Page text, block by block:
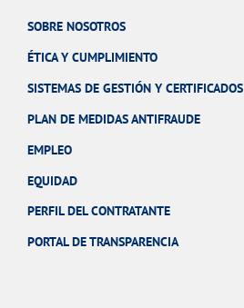
SOBRE NOSOTROS
ÉTICA Y CUMPLIMIENTO
SISTEMAS DE GESTIÓN Y CERTIFICADOS
PLAN DE MEDIDAS ANTIFRAUDE
EMPLEO
EQUIDAD
PERFIL DEL CONTRATANTE
PORTAL DE TRANSPARENCIA